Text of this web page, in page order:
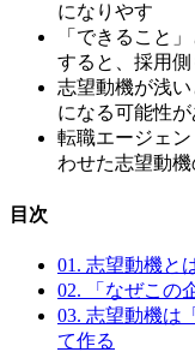
になりやす
「できること
すると、採用
志望動機が浅
になる可能性が
転職エージェ
わせた志望動
目次
01. 志望動機と
02. 「なぜこの
03. 志望動機は
て作る